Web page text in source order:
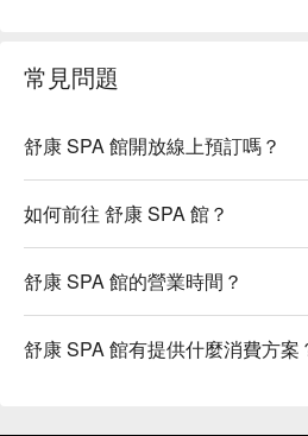
常見問題
舒康 SPA 館開放線上預訂嗎？
如何前往 舒康 SPA 館？
舒康 SPA 館的營業時間？
舒康 SPA 館有提供什麼消費方案